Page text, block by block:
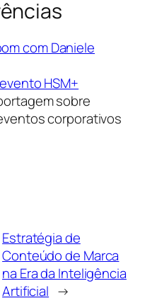
com Daniele
HSM+
sobre
corporativos
Estratégia de
Conteúdo de Marca
na Era da Inteligência
Artificial →